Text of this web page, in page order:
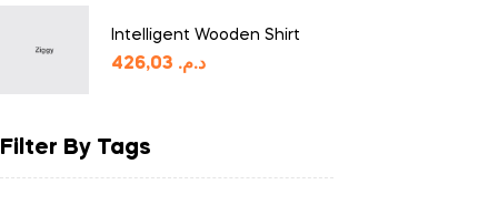
Intelligent Wooden Shirt
د.م.
Filter By Tags